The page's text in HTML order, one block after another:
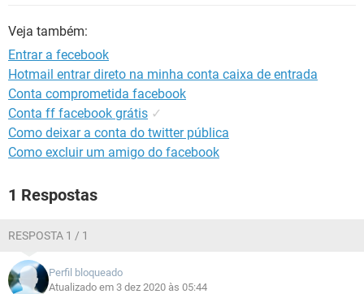
Veja também:
Entrar a fecebook
Hotmail entrar direto na minha conta caixa de entrada
Conta comprometida facebook
Conta ff facebook grátis ✓
Como deixar a conta do twitter pública
Como excluir um amigo do facebook
1 Respostas
RESPOSTA 1 / 1
Perfil bloqueado
Atualizado em 3 dez 2020 às 05:44